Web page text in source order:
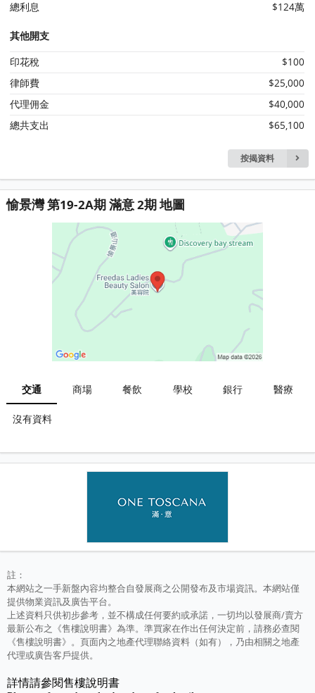
總利息
$124萬
其他開支
印花稅
$100
律師費
$25,000
代理佣金
$40,000
總共支出
$65,100
按揭資料
愉景灣 第19-2A期 滿意 2期 地圖
交通 商場 餐飲 學校 銀行 醫療
沒有資料
註：
本網站之一手新盤內容均整合自發展商之公開發布及市場資訊。本網站僅
提供物業資訊及廣告平台。
上述資料只供初步參考，並不構成任何要約或承諾，一切均以發展商/賣方
最新公布之《售樓說明書》為準。準買家在作出任何決定前，請務必查閱
《售樓說明書》。頁面內之地產代理聯絡資料（如有），乃由相關之地產
代理或廣告客戶提供。
詳情請參閱售樓說明書